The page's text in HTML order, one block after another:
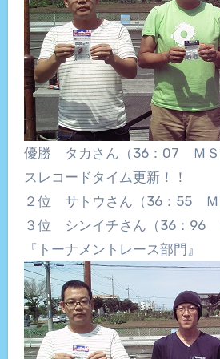
優勝 タカさん（36：07 Ｍ
スレコードタイム更新！！
２位 サトウさん（36：55 Ｍ
３位 シンイチさん（36：96
『トーナメントレース部門』